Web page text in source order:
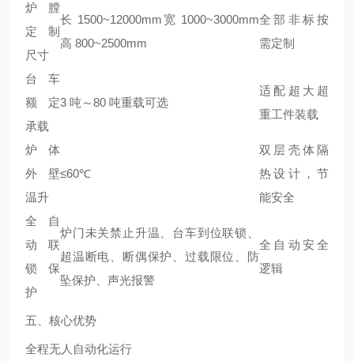
炉膛
定制
尺寸
长 1500~12000mm宽 1000~3000mm
高 800~2500mm
全部非标按
需定制
台车
额定
承载
3 吨～80 吨重载可选
适配超大超
重工件装载
炉体
外壁
温升
≤60℃
双层壳体隔
热设计，节
能安全
全自
动联
锁保
护
炉门未关禁止升温、台车到位联锁、
超温断电、断偶保护、过载限位、防
坠保护、声光报警
全自动安全
逻辑
五、核心优势
全程无人自动化运行